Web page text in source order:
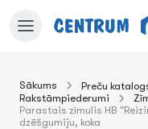
uz grozu
Sākums Preču
Rakstāmpiederumi
Parastais zīmulis HB
dzēšgumiju, koka